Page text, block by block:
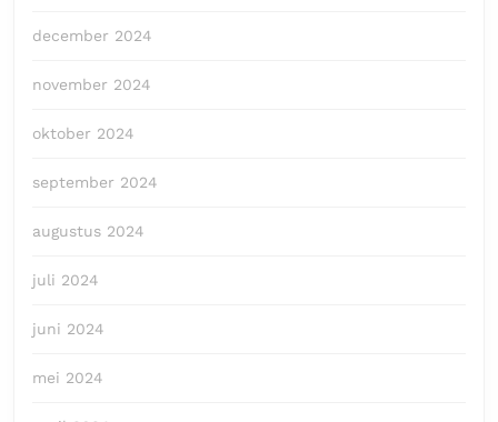
december 2024
november 2024
oktober 2024
september 2024
augustus 2024
juli 2024
juni 2024
mei 2024